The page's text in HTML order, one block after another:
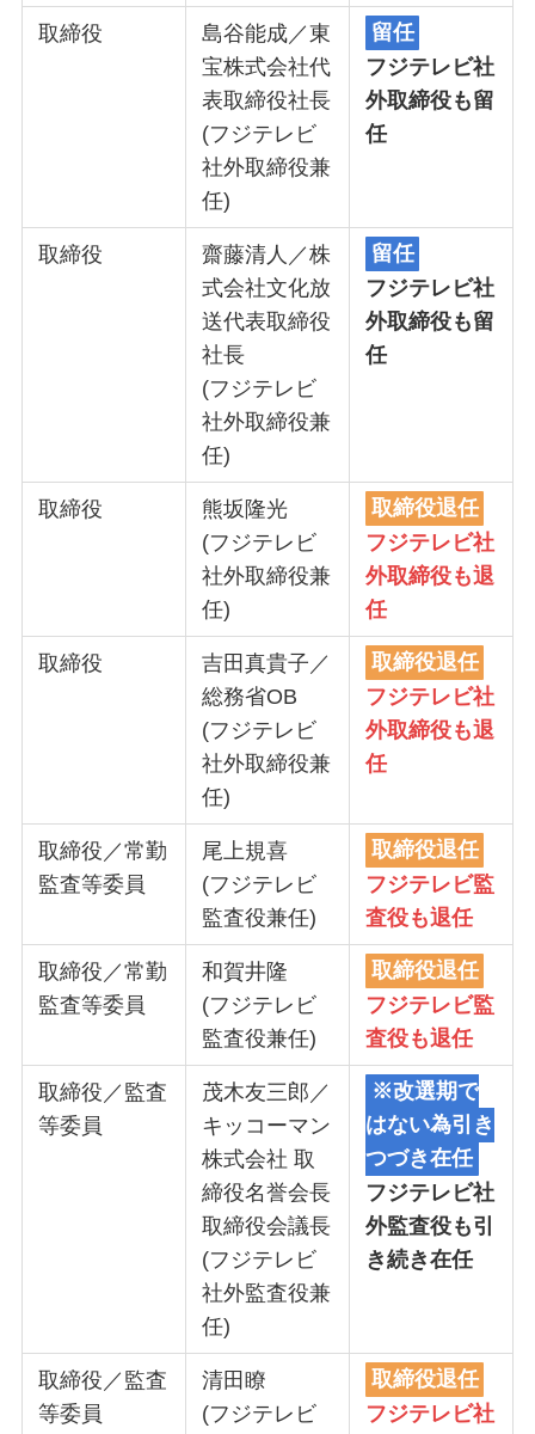
取締役
島谷能成／東
宝株式会社代
表取締役社長
(フジテレビ
社外取締役兼
任)
留任
フジテレビ社
外取締役も留
任
取締役
齋藤清人／株
式会社文化放
送代表取締役
社長
(フジテレビ
社外取締役兼
任)
留任
フジテレビ社
外取締役も留
任
取締役
熊坂隆光
(フジテレビ
社外取締役兼
任)
取締役退任
フジテレビ社
外取締役も退
任
取締役
吉田真貴子／
総務省OB
(フジテレビ
社外取締役兼
任)
取締役退任
フジテレビ社
外取締役も退
任
取締役／常勤
監査等委員
尾上規喜
(フジテレビ
監査役兼任)
取締役退任
フジテレビ監
査役も退任
取締役／常勤
監査等委員
和賀井隆
(フジテレビ
監査役兼任)
取締役退任
フジテレビ監
査役も退任
取締役／監査
等委員
茂木友三郎／
キッコーマン
株式会社 取
締役名誉会長
取締役会議長
(フジテレビ
社外監査役兼
任)
※改選期で
はない為引き
つづき在任
フジテレビ社
外監査役も引
き続き在任
取締役／監査
等委員
清田瞭
(フジテレビ
取締役退任
フジテレビ社